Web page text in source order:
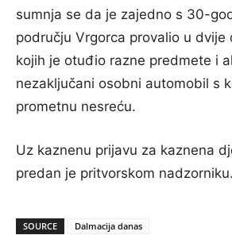
sumnja se da je zajedno s 30-
području Vrgorca provalio u dvije
kojih je otuđio razne predmete i
nezaključani osobni automobil s
prometnu nesreću.
Uz kaznenu prijavu za kaznena
predan je pritvorskom nadzorniku.
SOURCE Dalmacija danas